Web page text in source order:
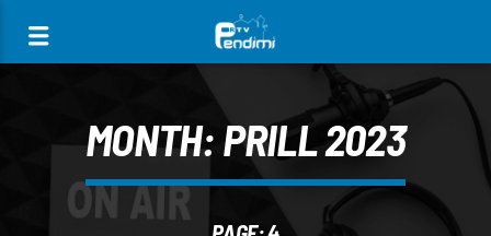
[There are no radio stations in the database]
MONTH:PRILL 2023